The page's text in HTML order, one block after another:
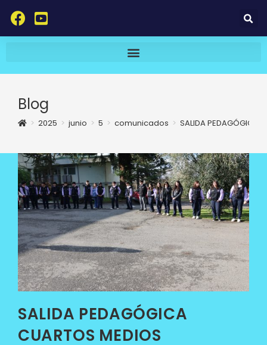
Blog
> 2025 > junio > 5 > comunicados > SALIDA PEDAGÓGICA
SALIDA PEDAGÓGICA
CUARTOS MEDIOS